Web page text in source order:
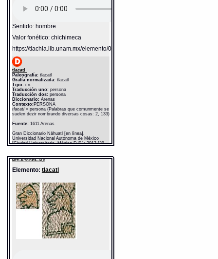
Sentido: hombre
Valor fonético: chichimeca
https://tlachia.iib.unam.mx/elemento/01.01.01
tlacatl
Paleografía:tlacatl
Grafía normalizada:tlacatl
Tipo:r.n.
Traducción uno:persona
Traducción dos:persona
Diccionario: Arenas
Contexto:PERSONA
tlacatl = persona (Palabras que comunmente se
suelen dezir nombrando diversas cosas: 2, 133)
Fuente:1611 Arenas
Gran Diccionario Náhuatl [en línea].
Universidad Nacional Autónoma de México
[Ciudad Universitaria, México D.F.]: 2012 [29-
METLALTOYUCA - M_E
Elemento: tlacatl